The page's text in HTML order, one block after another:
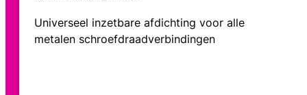
Universeel inzetbare afdichting voor alle
metalen schroefdraadverbindingen